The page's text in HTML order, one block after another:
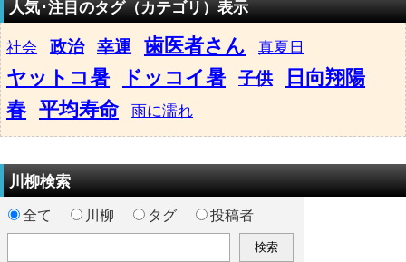
人気･注目のタグ（カテゴリ）表示
社会 政治 幸運 歯医者さん 真夏日
ヤットコ暑 ドッコイ暑 子供
日向翔陽
春 平均寿命 雨に濡れ
川柳検索
全て 川柳 タグ 投稿者